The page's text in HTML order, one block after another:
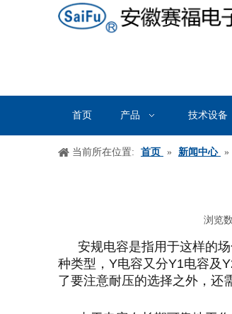
首页 产品 技术设备
当前所在位置: 首页 » 新闻中心 »
浏览
安规电容是指用于这样的
种类型， Y电容又分Y1电容及
了要注意耐压的选择之外，还